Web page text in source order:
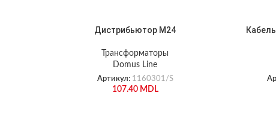
Дистрибьютор М24
Трансформаторы
Domus Line
Артикул: 1160301/S
107.40 MDL